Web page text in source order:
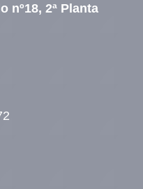
nº18, 2ª Planta